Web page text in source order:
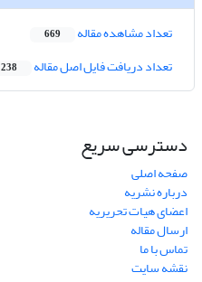
تعداد مشاهده مقاله 669
تعداد دریافت فایل اصل مقاله 238
دسترسی سریع
صفحه اصلی
درباره نشریه
اعضای هیات تحریریه
ارسال مقاله
تماس با ما
نقشه سایت